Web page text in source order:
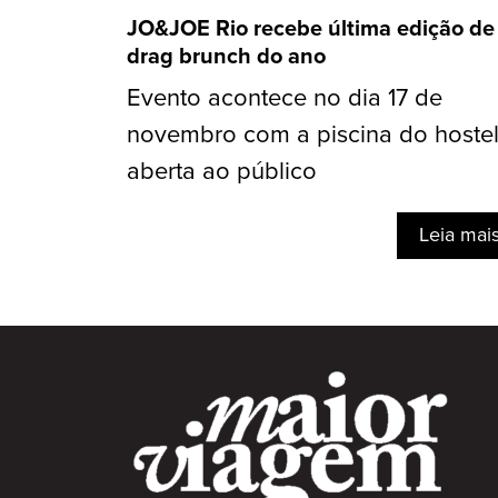
JO&JOE Rio recebe última edição de
drag brunch do ano
Evento acontece no dia 17 de
novembro com a piscina do hostel
aberta ao público
Leia